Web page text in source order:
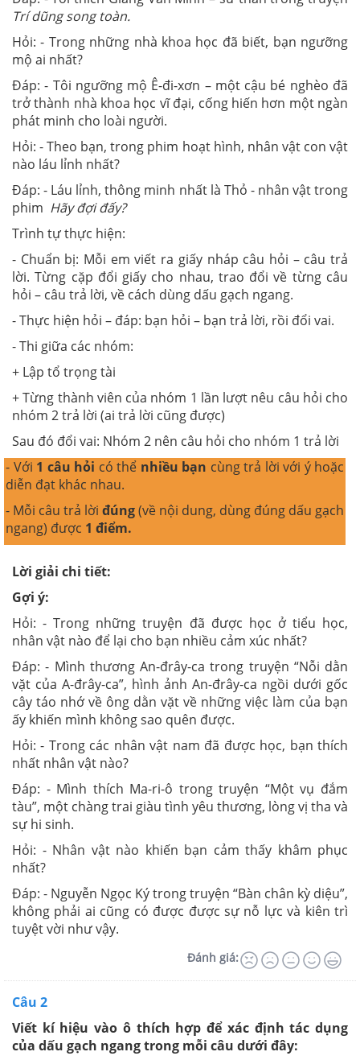
Trí dũng song toàn.
Hỏi: - Trong những nhà khoa học đã biết, bạn ngưỡng
mộ ai nhất?
Đáp: - Tôi ngưỡng mộ Ê-đi-xơn – một cậu bé nghèo đã
trở thành nhà khoa học vĩ đại, cống hiến hơn một ngàn
phát minh cho loài người.
Hỏi: - Theo bạn, trong phim hoạt hình, nhân vật con vật
nào láu lỉnh nhất?
Đáp: - Láu lỉnh, thông minh nhất là Thỏ - nhân vật trong
phim Hãy đợi đấy?
Trình tự thực hiện:
- Chuẩn bị: Mỗi em viết ra giấy nháp câu hỏi – câu trả
lời. Từng cặp đổi giấy cho nhau, trao đổi về từng câu
hỏi – câu trả lời, về cách dùng dấu gạch ngang.
- Thực hiện hỏi – đáp: bạn hỏi – bạn trả lời, rồi đổi vai.
- Thi giữa các nhóm:
+ Lập tổ trọng tài
+ Từng thành viên của nhóm 1 lần lượt nêu câu hỏi cho
nhóm 2 trả lời (ai trả lời cũng được)
Sau đó đổi vai: Nhóm 2 nên câu hỏi cho nhóm 1 trả lời
- Với 1 câu hỏi có thể nhiều bạn cùng trả lời với ý hoặc
diễn đạt khác nhau.
- Mỗi câu trả lời đúng(về nội dung, dùng đúng dấu gạch
ngang) được 1 điểm.
Lời giải chi tiết:
Gợi ý:
Hỏi: - Trong những truyện đã được học ở tiểu học,
nhân vật nào để lại cho bạn nhiều cảm xúc nhất?
Đáp: - Mình thương An-đrây-ca trong truyện “Nỗi dằn
vặt của A-đrây-ca”, hình ảnh An-đrây-ca ngồi dưới gốc
cây táo nhớ về ông dằn vặt về những việc làm của bạn
ấy khiến mình không sao quên được.
Hỏi: - Trong các nhân vật nam đã được học, bạn thích
nhất nhân vật nào?
Đáp: - Mình thích Ma-ri-ô trong truyện “Một vụ đắm
tàu”, một chàng trai giàu tình yêu thương, lòng vị tha và
sự hi sinh.
Hỏi: - Nhân vật nào khiến bạn cảm thấy khâm phục
nhất?
Đáp: - Nguyễn Ngọc Ký trong truyện “Bàn chân kỳ diệu”,
không phải ai cũng có được được sự nỗ lực và kiên trì
tuyệt vời như vậy.
Đánh giá:
Câu 2
Viết kí hiệu vào ô thích hợp để xác định tác dụng
của dấu gạch ngang trong mỗi câu dưới đây: